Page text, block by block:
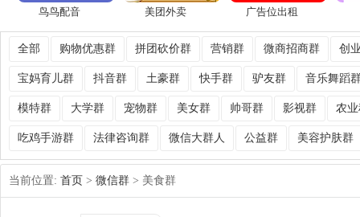
鸟鸟配音 美团外卖 广告位出租
全部 购物优惠群 拼团砍价群 营销群 微商招商群 创
宝妈育儿群 抖音群 土豪群 快手群 驴友群 音乐舞蹈
模特群 大学群 宠物群 美女群 帅哥群 影视群 农
吃鸡手游群 法律咨询群 微信大群人 公益群 美容护肤群
当前位置: 首页 > 微信群 > 美食群